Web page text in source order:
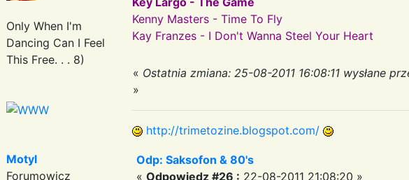
Only When I'm
Dancing Can I Feel
This Free. . . 8)
Kenny Masters - Time To Fly
Kay Franzes - I Don't Wanna Steel Your Heart
« Ostatnia zmiana: 25-08-2011 16:08:11 wysłane
»
http://trimetozine.blogspot.com/
Motyl
Forumowicz
Odp: Saksofon & 80's
« Odpowiedz #26 : 22-08-2011 21:08:20 »